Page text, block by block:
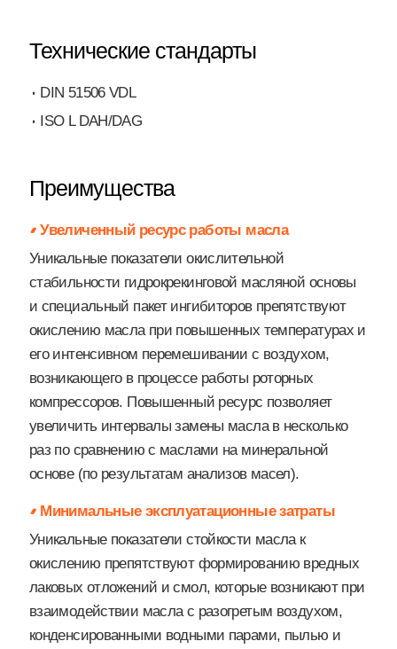
Технические стандарты
DIN 51506 VDL
ISO L DAH/DAG
Преимущества
Увеличенный ресурс работы масла
Уникальные показатели окислительной
стабильности гидрокрекинговой масляной основы
и специальный пакет ингибиторов препятствуют
окислению масла при повышенных температурах и
его интенсивном перемешивании с воздухом,
возникающего в процессе работы роторных
компрессоров. Повышенный ресурс позволяет
увеличить интервалы замены масла в несколько
раз по сравнению с маслами на минеральной
основе (по результатам анализов масел).
Минимальные эксплуатационные затраты
Уникальные показатели стойкости масла к
окислению препятствуют формированию вредных
лаковых отложений и смол, которые возникают при
взаимодействии масла с разогретым воздухом,
конденсированными водными парами, пылью и